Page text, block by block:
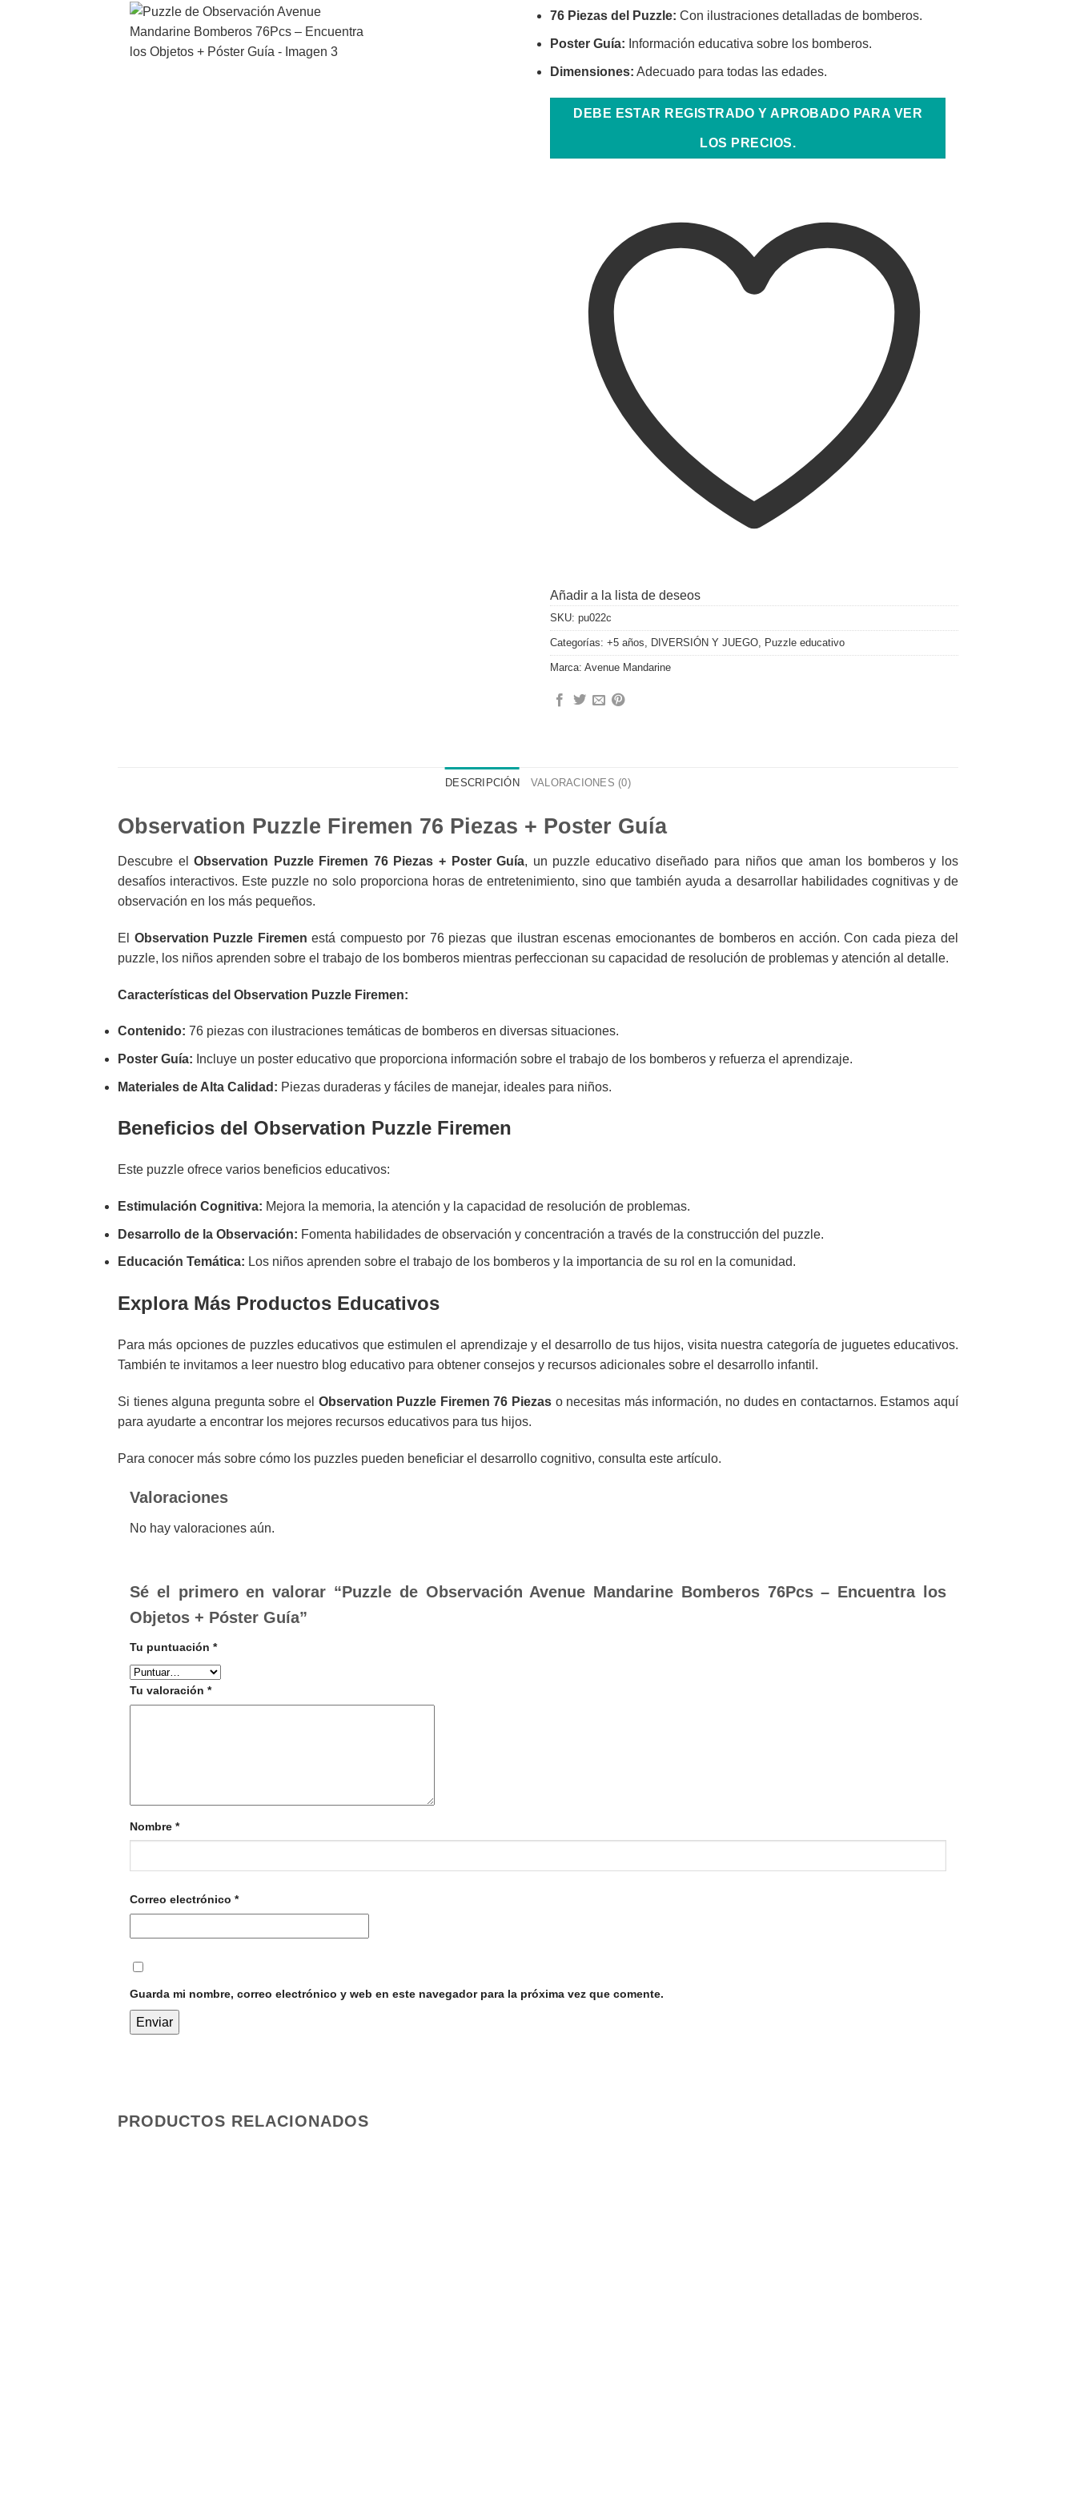
76 Piezas del Puzzle: Con ilustraciones detalladas de bomberos.
Poster Guía: Información educativa sobre los bomberos.
Dimensiones: Adecuado para todas las edades.
DEBE ESTAR REGISTRADO Y APROBADO PARA VER
LOS PRECIOS.
Añadir a la lista de deseos
SKU: pu022c
Categorías: +5 años DIVERSIÓN Y JUEGO Puzzle educativo
Marca: Avenue Mandarine
DESCRIPCIÓN VALORACIONES (0)
Observation Puzzle Firemen 76 Piezas + Poster Guía
Descubre elObservation Puzzle Firemen 76 Piezas + Poster Guía, un puzzle educativo diseñado para niños que aman los bomberos y los
desafíos interactivos. Este puzzle no solo proporciona horas de entretenimiento, sino que también ayuda a desarrollar habilidades cognitivas y de
observación en los más pequeños.
El Observation Puzzle Firemen está compuesto por 76 piezas que ilustran escenas emocionantes de bomberos en acción. Con cada pieza del
puzzle, los niños aprenden sobre el trabajo de los bomberos mientras perfeccionan su capacidad de resolución de problemas y atención al detalle.
Características del Observation Puzzle Firemen:
Contenido: 76 piezas con ilustraciones temáticas de bomberos en diversas situaciones.
Poster Guía: Incluye un poster educativo que proporciona información sobre el trabajo de los bomberos y refuerza el aprendizaje.
Materiales de Alta Calidad: Piezas duraderas y fáciles de manejar, ideales para niños.
Beneficios del Observation Puzzle Firemen
Este puzzle ofrece varios beneficios educativos:
Estimulación Cognitiva: Mejora la memoria, la atención y la capacidad de resolución de problemas.
Desarrollo de la Observación: Fomenta habilidades de observación y concentración a través de la construcción del puzzle.
Educación Temática: Los niños aprenden sobre el trabajo de los bomberos y la importancia de su rol en la comunidad.
Explora Más Productos Educativos
Para más opciones de puzzles educativos que estimulen el aprendizaje y el desarrollo de tus hijos, visita nuestra categoría de juguetes educativos.
También te invitamos a leer nuestro blog educativo para obtener consejos y recursos adicionales sobre el desarrollo infantil.
Si tienes alguna pregunta sobre el Observation Puzzle Firemen 76 Piezas o necesitas más información, no dudes en contactarnos. Estamos aquí
para ayudarte a encontrar los mejores recursos educativos para tus hijos.
Para conocer más sobre cómo los puzzles pueden beneficiar el desarrollo cognitivo, consulta este artículo.
Valoraciones
No hay valoraciones aún.
Sé el primero en valorar “Puzzle de Observación Avenue Mandarine Bomberos 76Pcs – Encuentra los
Objetos + Póster Guía”
Tu puntuación *
Tu valoración *
Nombre *
Correo electrónico *
Guarda mi nombre, correo electrónico y web en este navegador para la próxima vez que comente.
PRODUCTOS RELACIONADOS